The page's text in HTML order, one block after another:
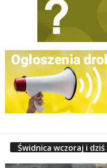
Świdnica wczoraj i dziś